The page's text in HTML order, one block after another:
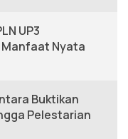
UP3
Nyata
Buktikan
Pelestarian